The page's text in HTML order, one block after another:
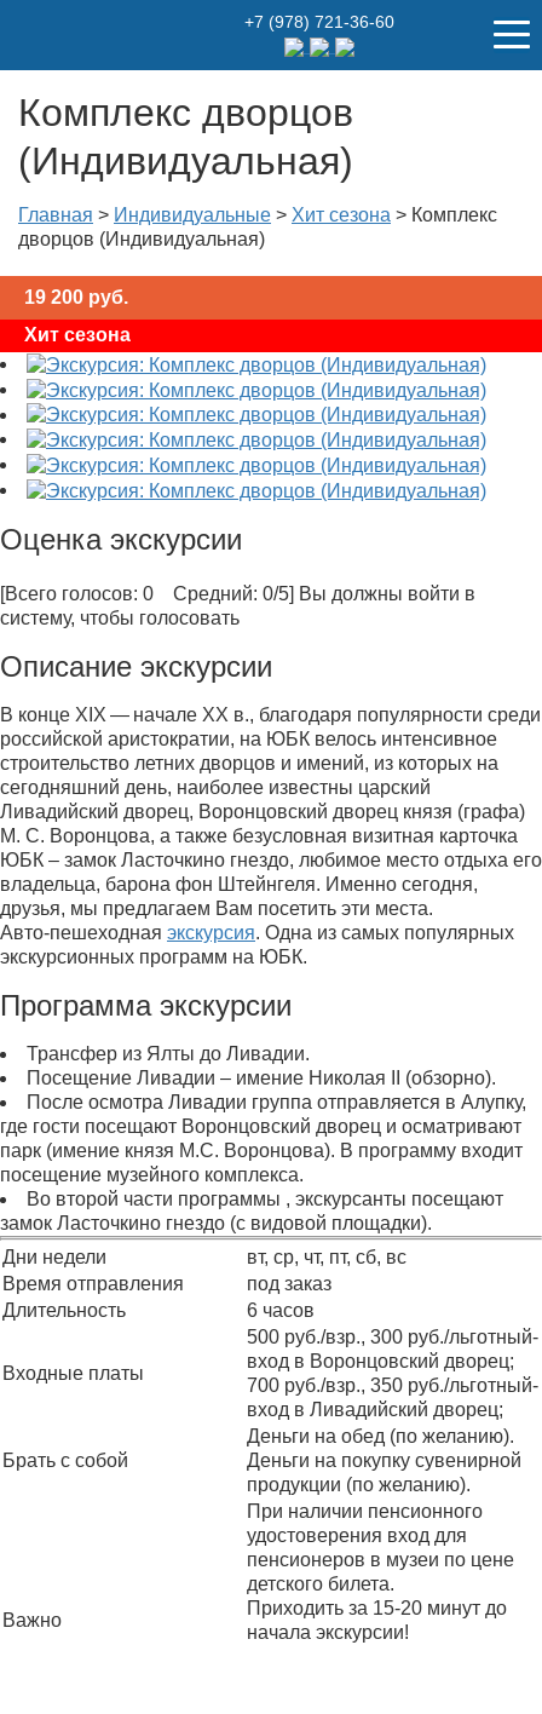
+7 (978) 721-36-60
Комплекс дворцов
(Индивидуальная)
Главная > Индивидуальные > Хит сезона > Комплекс
дворцов (Индивидуальная)
19 200 руб.
Хит сезона
Оценка экскурсии
[Всего голосов: 0 Средний: 0/5] Вы должны войти в
систему, чтобы голосовать
Описание экскурсии
В конце XIX — начале XX в., благодаря популярности среди
российской аристократии, на ЮБК велось интенсивное
строительство летних дворцов и имений, из которых на
сегодняшний день, наиболее известны царский
Ливадийский дворец, Воронцовский дворец князя (графа)
М. С. Воронцова, а также безусловная визитная карточка
ЮБК – замок Ласточкино гнездо, любимое место отдыха его
владельца, барона фон Штейнгеля. Именно сегодня,
друзья, мы предлагаем Вам посетить эти места.
Авто-пешеходная экскурсия. Одна из самых популярных
экскурсионных программ на ЮБК.
Программа экскурсии
Трансфер из Ялты до Ливадии.
Посещение Ливадии – имение Николая II (обзорно).
После осмотра Ливадии группа отправляется в Алупку,
где гости посещают Воронцовский дворец и осматривают
парк (имение князя М.С. Воронцова). В программу входит
посещение музейного комплекса.
Во второй части программы , экскурсанты посещают
замок Ласточкино гнездо (с видовой площадки).
Дни недели
вт, ср, чт, пт, сб, вс
Время отправления
под заказ
Длительность
6 часов
Входные платы
500 руб./взр., 300 руб./льготный-
вход в Воронцовский дворец;
700 руб./взр., 350 руб./льготный-
вход в Ливадийский дворец;
Брать с собой
Деньги на обед (по желанию).
Деньги на покупку сувенирной
продукции (по желанию).
Важно
При наличии пенсионного
удостоверения вход для
пенсионеров в музеи по цене
детского билета.
Приходить за 15-20 минут до
начала экскурсии!